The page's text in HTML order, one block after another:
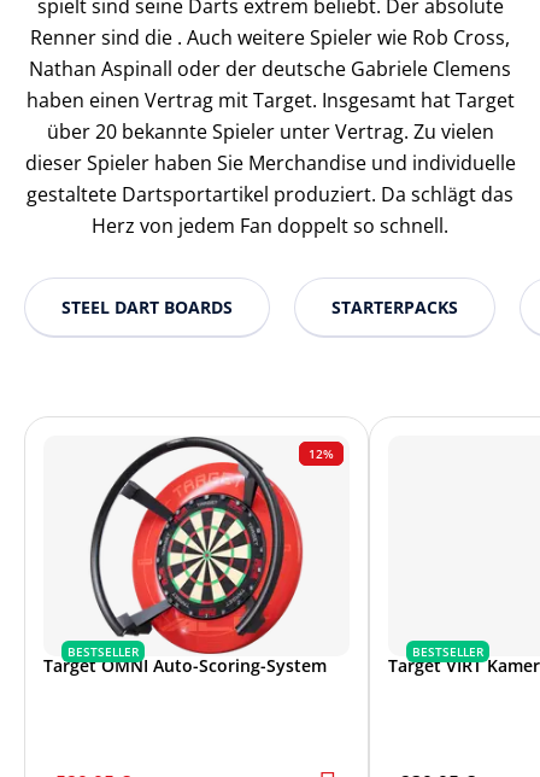
Renner sind die . Auch weitere Spieler wie Rob Cross,
Nathan Aspinall oder der deutsche Gabriele Clemens
haben einen Vertrag mit Target. Insgesamt hat Target
über 20 bekannte Spieler unter Vertrag. Zu vielen
dieser Spieler haben Sie Merchandise und individuelle
gestaltete Dartsportartikel produziert. Da schlägt das
Herz von jedem Fan doppelt so schnell.
STEEL DART BOARDS STARTERPACKS
12%
BESTSELLER
Target OMNI Auto-Scoring-System
BESTSELLER
Target VIRT